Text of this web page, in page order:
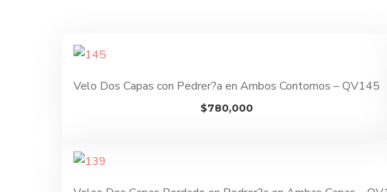
Velo Dos Capas con Pedrer?a en Ambos Contornos – QV145
$780,000